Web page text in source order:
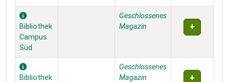
Bibliothek
Campus
Süd
Geschlossenes
Magazin
Bibliothek
Geschlossenes
Magazin